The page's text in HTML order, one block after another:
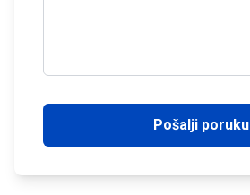
Pošalji poruku